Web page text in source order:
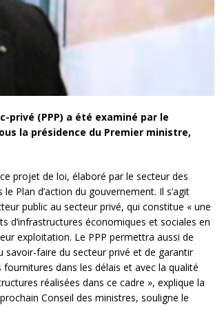
(PPP) a été examiné par le
la présidence du Premier ministre,
projet de loi, élaboré par le secteur des
Plan d’action du gouvernement. Il s’agit
public au secteur privé, qui constitue « une
d’infrastructures économiques et sociales en
exploitation. Le PPP permettra aussi de
savoir-faire du secteur privé et de garantir
dans les délais et avec la qualité
réalisées dans ce cadre », explique la
Conseil des ministres, souligne le